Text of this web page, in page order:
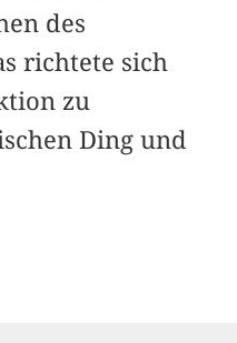
des
richtete sich
zu
Ding und